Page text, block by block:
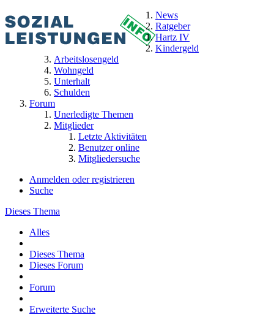
News
Ratgeber
Hartz IV
Kindergeld
Arbeitslosengeld
Wohngeld
Unterhalt
Schulden
Forum
Unerledigte Themen
Mitglieder
Letzte Aktivitäten
Benutzer online
Mitgliedersuche
Anmelden oder registrieren
Suche
Dieses Thema
Alles
Dieses Thema
Dieses Forum
Forum
Erweiterte Suche